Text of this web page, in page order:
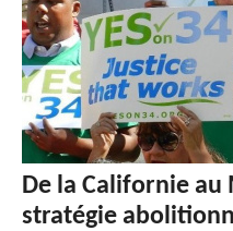
De la Californie
stratégie